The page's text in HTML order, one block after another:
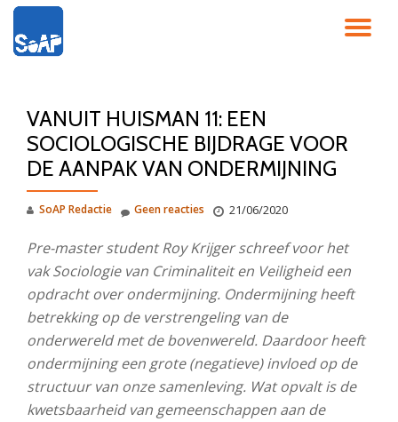
direct
inhoudVANUIT HUISMAN 11: EEN
SOCIOLOGISCHE BIJDRAGE VOOR
DE AANPAK VAN ONDERMIJNING
SoAP Redactie 21/06/2020
Geen reacties
Pre-master student Roy Krijger schreef voor het
vak Sociologie van Criminaliteit en Veiligheid een
opdracht over ondermijning. Ondermijning heeft
betrekking op de verstrengeling van de
onderwereld met de bovenwereld. Daardoor heeft
ondermijning een grote (negatieve) invloed op de
structuur van onze samenleving. Wat opvalt is de
kwetsbaarheid van gemeenschappen aan de